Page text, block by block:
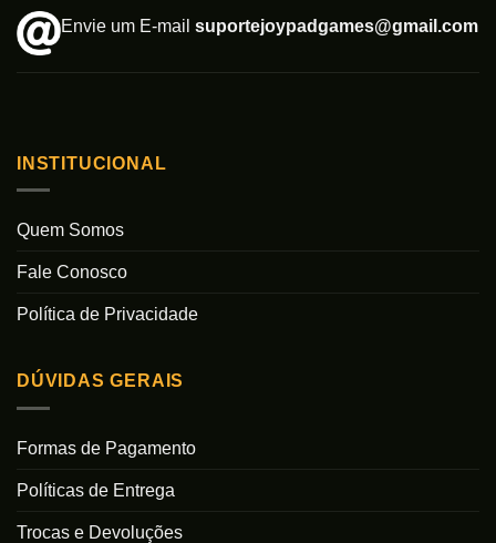
Envie um E-mail suportejoypadgames@gmail.com
INSTITUCIONAL
Quem Somos
Fale Conosco
Política de Privacidade
DÚVIDAS GERAIS
Formas de Pagamento
Políticas de Entrega
Trocas e Devoluções